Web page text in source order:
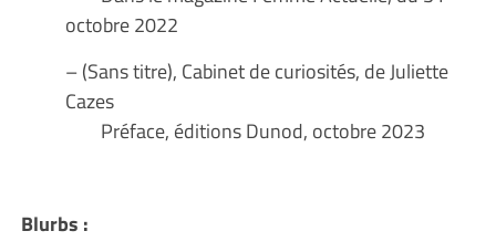
octobre 2022
– (Sans titre), Cabinet de curiosités, de Juliette
Cazes
Préface, éditions Dunod, octobre 2023
Blurbs :